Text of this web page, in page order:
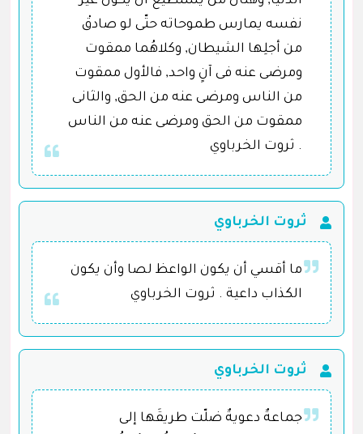
نفسه يمارس طموحاته حتّى لو صادقْ
من أجلِها الشيطان, وكلاهُما ممقوت
ومرضى عنه فى آنٍ واحد, فالأول ممقوت
من الناس ومرضى عنه من الحق, والثانى
ممقوت من الحق ومرضى عنه من الناس
. ثروت الخرباوي
ثروت الخرباوي
ما أقسي أن يكون الواعظ لصا وأن يكون
الكذاب داعية . ثروت الخرباوي
ثروت الخرباوي
جماعةٌ دعويةٌ ضلّت طريقَها إلى